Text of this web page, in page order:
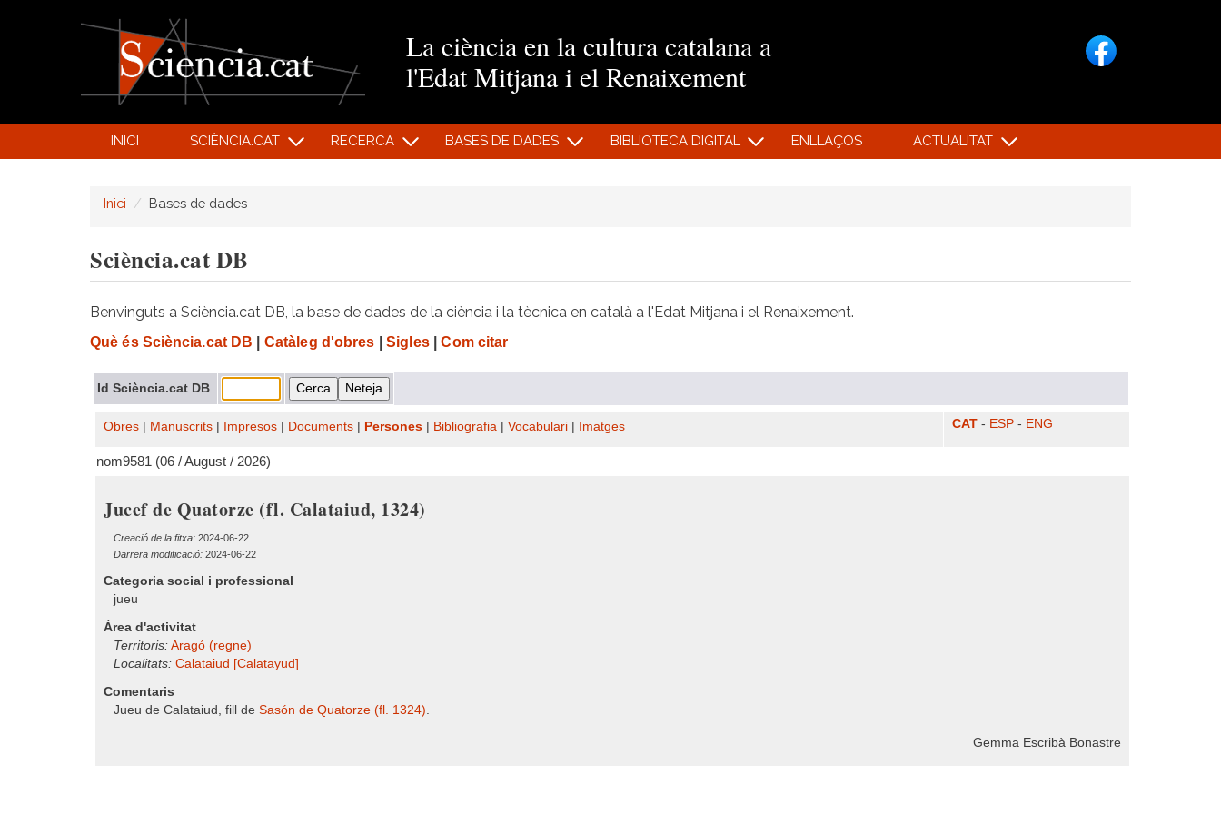
La ciència en la cultura catalana a
l'Edat Mitjana i el Renaixement
INICI SCIÈNCIA.CAT RECERCA BASES DE DADES BIBLIOTECA DIGITAL ENLLAÇOS ACTUALITAT
Inici Bases de dades
Sciència.cat DB
Benvinguts a Sciència.cat DB, la base de dades de la ciència i la tècnica en català a l'Edat Mitjana i el Renaixement.
Què és Sciència.cat DB Catàleg d'obres Sigles| Com citar
Id Sciència.cat DB
Obres Manuscrits Impresos Documents Persones Bibliografia Vocabulari Imatges CAT - ESP - ENG
nom9581 (06 / August / 2026)
Jucef de Quatorze (fl. Calataiud, 1324)
Creació de la fitxa: 2024-06-22
Darrera modificació: 2024-06-22
Categoria social i professional
jueu
Àrea d'activitat
Territoris: Aragó (regne)
Localitats: Calataiud [Calatayud]
Comentaris
Jueu de Calataiud, fill de Sasón de Quatorze (fl. 1324).
Gemma Escribà Bonastre